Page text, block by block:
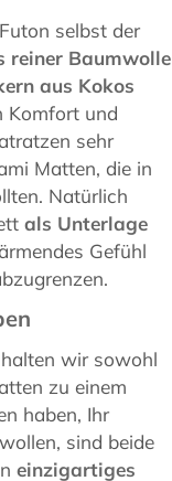
selbst der
reiner Baumwolle
aus Kokos
Komfort und
sehr
Matten, die in
Natürlich
als Unterlage
Gefühl
wir sowohl
zu einem
haben, Ihr
sind beide
einzigartiges